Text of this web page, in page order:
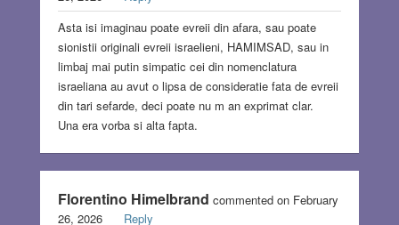
Asta isi imaginau poate evreii din afara, sau poate
sionistii originali evreii israelieni, HAMIMSAD, sau in
limbaj mai putin simpatic cei din nomenclatura
israeliana au avut o lipsa de consideratie fata de evreii
din tari sefarde, deci poate nu m an exprimat clar.
Una era vorba si alta fapta.
Florentino Himelbrand commented on February
26, 2026
Reply